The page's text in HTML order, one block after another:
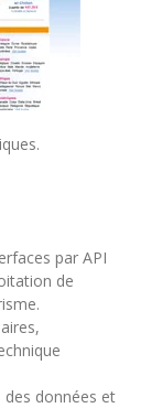
par API
de
données et